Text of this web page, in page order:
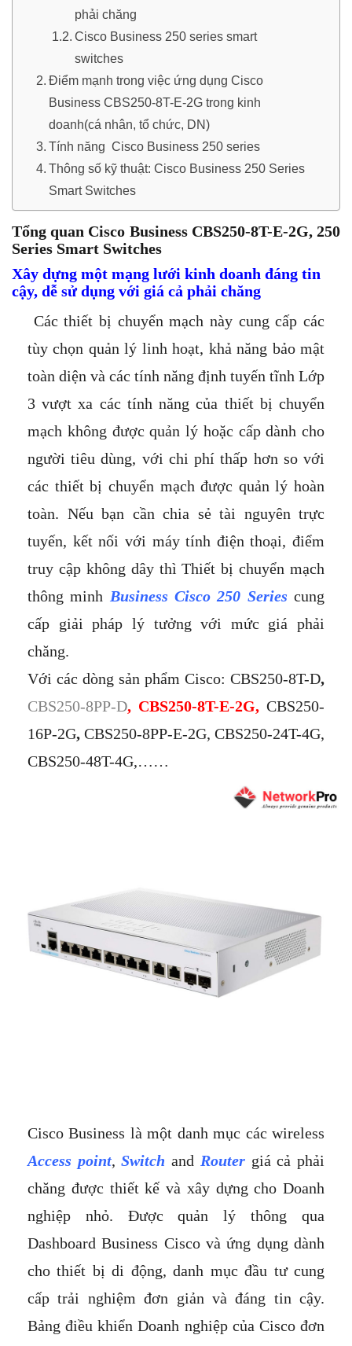
phải chăng
Cisco Business 250 series smart
switches
Điểm mạnh trong việc ứng dụng Cisco
Business CBS250-8T-E-2G trong kinh
doanh(cá nhân, tổ chức, DN)
Tính năng Cisco Business 250 series
Thông số kỹ thuật: Cisco Business 250 Series
Smart Switches
Tổng quan Cisco Business CBS250-8T-E-2G, 250
Series Smart Switches
Xây dựng một mạng lưới kinh doanh đáng tin
cậy, dễ sử dụng với giá cả phải chăng
Các thiết bị chuyển mạch này cung cấp các
tùy chọn quản lý linh hoạt, khả năng bảo mật
toàn diện và các tính năng định tuyến tĩnh Lớp
3 vượt xa các tính năng của thiết bị chuyển
mạch không được quản lý hoặc cấp dành cho
người tiêu dùng, với chi phí thấp hơn so với
các thiết bị chuyển mạch được quản lý hoàn
toàn. Nếu bạn cần chia sẻ tài nguyên trực
tuyến, kết nối với máy tính điện thoại, điểm
truy cập không dây thì Thiết bị chuyển mạch
thông minh Business Cisco 250 Series cung
cấp giải pháp lý tưởng với mức giá phải
chăng.
Với các dòng sản phẩm Cisco: CBS250-8T-D,
CBS250-8PP-D, CBS250-8T-E-2G, CBS250-
16P-2G, CBS250-8PP-E-2G, CBS250-24T-4G,
CBS250-48T-4G,……
Cisco Business là một danh mục các wireless
Access point,Switch and Routergiá cả phải
chăng được thiết kế và xây dựng cho Doanh
nghiệp nhỏ. Được quản lý thông qua
Dashboard Business Cisco và ứng dụng dành
cho thiết bị di động, danh mục đầu tư cung
cấp trải nghiệm đơn giản và đáng tin cậy.
Bảng điều khiển Doanh nghiệp của Cisco đơn